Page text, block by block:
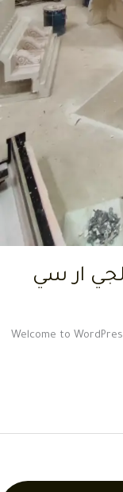
ار سي
Welcome to